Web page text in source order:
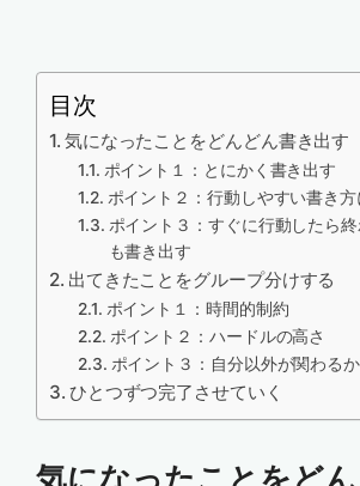
目次
気になったことをどんどん書き出す
ポイント１：とにかく書き出す
ポイント２：行動しやすい書き方
ポイント３：すぐに行動したら
も書き出す
出てきたことをグループ分けする
ポイント１：時間的制約
ポイント２：ハードルの高さ
ポイント３：自分以外が関わるか
ひとつずつ完了させていく
気になったことをど